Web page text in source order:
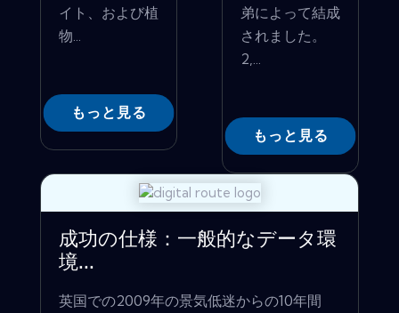
イト、および植
物...
もっと見る
弟によって結成
されました。
2,...
もっと見る
成功の仕様：一般的なデータ環
境...
英国での2009年の景気低迷からの10年間